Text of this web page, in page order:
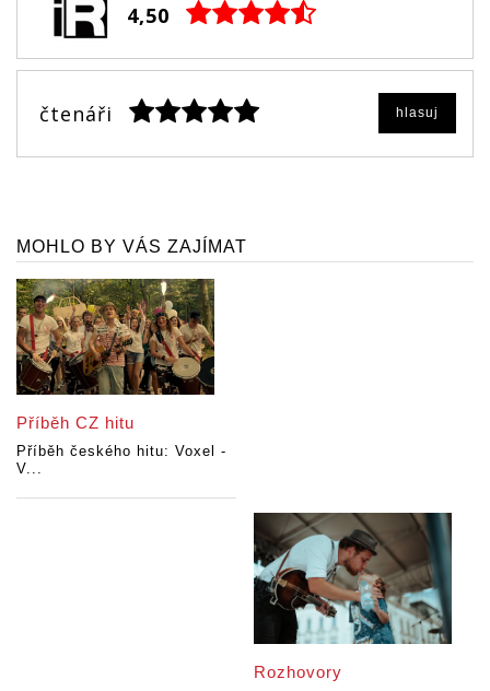
4,50
čtenáři hlasuj
MOHLO BY VÁS ZAJÍMAT
Příběh CZ hitu
Příběh českého hitu: Voxel -
V...
Rozhovory